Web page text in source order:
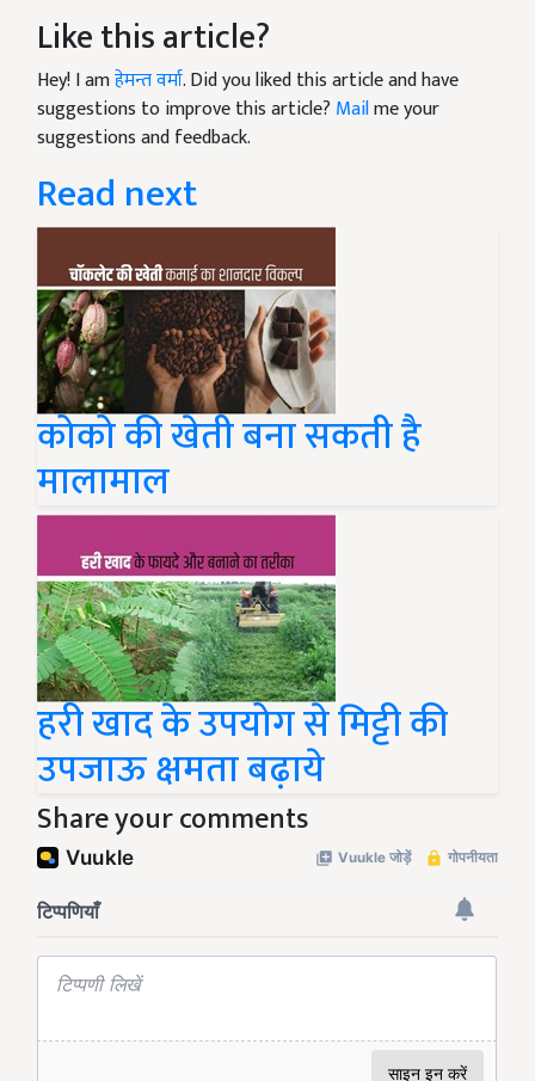
Like this article?
Hey! I amहेमन्त वर्मा. Did you liked this article and have
suggestions to improve this article? Mailme your
suggestions and feedback.
Read next
कोको की खेती बना सकती है
मालामाल
हरी खाद के उपयोग से मिट्टी की
उपजाऊ क्षमता बढ़ाये
Share your comments